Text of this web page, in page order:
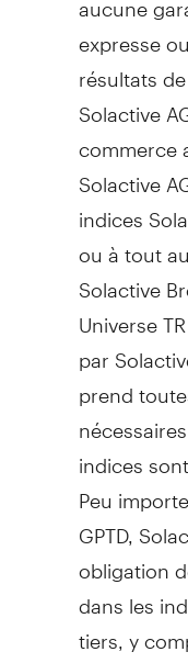
expresse
résultats
Solactive
commerce
Solactive
indices
ou à tout
Solactive
Universe
par
prend
indices
Peu
GPTD,
obligation
dans les
tiers, y